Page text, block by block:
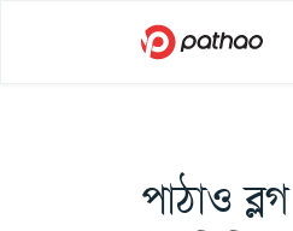
পাঠাও ব্লগ